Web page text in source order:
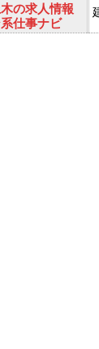
の求人情報
仕事ナビ